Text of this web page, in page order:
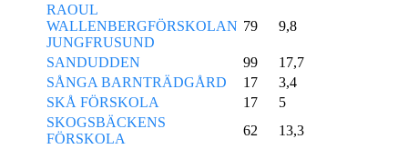
RAOUL
WALLENBERGFÖRSKOLAN
JUNGFRUSUND
79 9,8
SANDUDDEN 99
17,7
SÅNGA BARNTRÄDGÅRD
17
3,4
SKÅ FÖRSKOLA
17
5
SKOGSBÄCKENS
FÖRSKOLA
62
13,3